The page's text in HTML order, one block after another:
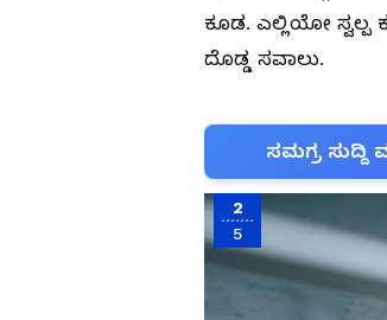
ಕೂಡ. ಎಲ್ಲಿಯೋ ಸ್ವಲ್ಪ
ದೊಡ್ಡ ಸವಾಲು.
ಸಮಗ್ರ ಸುದ್ದಿ
2
5